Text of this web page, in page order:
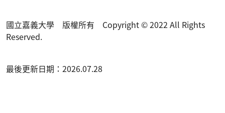
國立嘉義大學 版權所有 Copyright © 2022 All Rights
Reserved.
最後更新日期：2026.07.28